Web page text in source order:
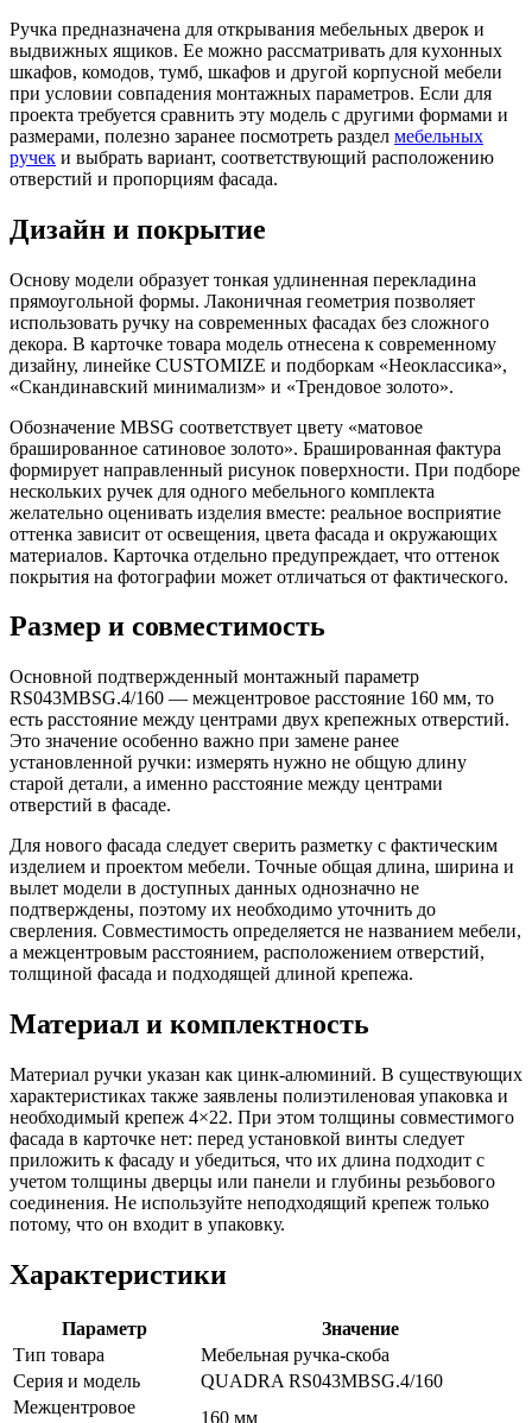
Ручка предназначена для открывания мебельных дверок и
выдвижных ящиков. Ее можно рассматривать для кухонных
шкафов, комодов, тумб, шкафов и другой корпусной мебели
при условии совпадения монтажных параметров. Если для
проекта требуется сравнить эту модель с другими формами и
размерами, полезно заранее посмотреть раздел мебельных
ручек и выбрать вариант, соответствующий расположению
отверстий и пропорциям фасада.
Дизайн и покрытие
Основу модели образует тонкая удлиненная перекладина
прямоугольной формы. Лаконичная геометрия позволяет
использовать ручку на современных фасадах без сложного
декора. В карточке товара модель отнесена к современному
дизайну, линейке CUSTOMIZE и подборкам «Неоклассика»,
«Скандинавский минимализм» и «Трендовое золото».
Обозначение MBSG соответствует цвету «матовое
брашированное сатиновое золото». Брашированная фактура
формирует направленный рисунок поверхности. При подборе
нескольких ручек для одного мебельного комплекта
желательно оценивать изделия вместе: реальное восприятие
оттенка зависит от освещения, цвета фасада и окружающих
материалов. Карточка отдельно предупреждает, что оттенок
покрытия на фотографии может отличаться от фактического.
Размер и совместимость
Основной подтвержденный монтажный параметр
RS043MBSG.4/160 — межцентровое расстояние 160 мм, то
есть расстояние между центрами двух крепежных отверстий.
Это значение особенно важно при замене ранее
установленной ручки: измерять нужно не общую длину
старой детали, а именно расстояние между центрами
отверстий в фасаде.
Для нового фасада следует сверить разметку с фактическим
изделием и проектом мебели. Точные общая длина, ширина и
вылет модели в доступных данных однозначно не
подтверждены, поэтому их необходимо уточнить до
сверления. Совместимость определяется не названием мебели,
а межцентровым расстоянием, расположением отверстий,
толщиной фасада и подходящей длиной крепежа.
Материал и комплектность
Материал ручки указан как цинк-алюминий. В существующих
характеристиках также заявлены полиэтиленовая упаковка и
необходимый крепеж 4×22. При этом толщины совместимого
фасада в карточке нет: перед установкой винты следует
приложить к фасаду и убедиться, что их длина подходит с
учетом толщины дверцы или панели и глубины резьбового
соединения. Не используйте неподходящий крепеж только
потому, что он входит в упаковку.
Характеристики
Параметр
Значение
Тип товара
Мебельная ручка-скоба
Серия и модель
QUADRA RS043MBSG.4/160
Межцентровое
160 мм